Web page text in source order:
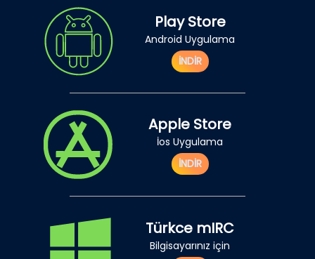
Play Store
Android Uygulama
İNDİR
Apple Store
İos Uygulama
İNDİR
Türkce mIRC
Bilgisayarınız için